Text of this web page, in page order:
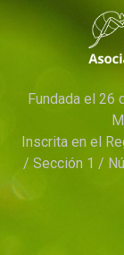
Fundada el 26
Inscrita en el
/ Sección 1 /